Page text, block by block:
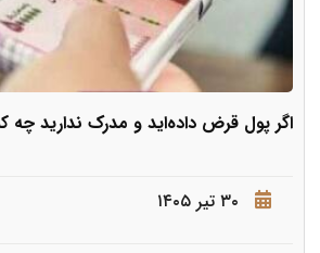
اگر پول قرض داده‌اید و مدرک ندارید چه
۳۰ تیر ۱۴۰۵